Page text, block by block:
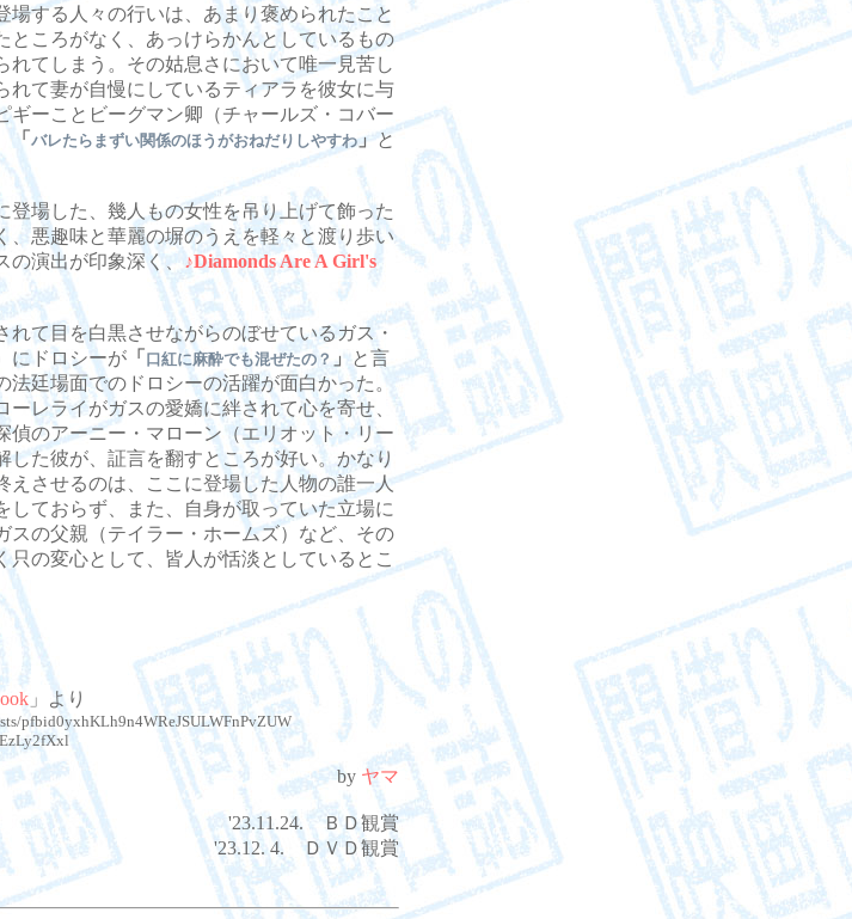
場する人々の行いは、あまり褒められたこと
ところがなく、あっけらかんとしているもの
れてしまう。その姑息さにおいて唯一見苦し
れて妻が自慢にしているティアラを彼女に与
ギーことビーグマン卿（チャールズ・コバー
「 バレたらまずい関係のほうがおねだりしやすわ」と
場した、幾人もの女性を吊り上げて飾った
、悪趣味と華麗の塀のうえを軽々と渡り歩い
の演出が印象深く、 ♪Diamonds Are A Girl's
て目を白黒させながらのぼせているガス・
にドロシーが 「 口紅に麻酔でも混ぜたの？ 」 と言
法廷場面でのドロシーの活躍が面白かった。
レライがガスの愛嬌に絆されて心を寄せ、
偵のアーニー・マローン（エリオット・リー
した彼が、証言を翻すところが好い。かなり
えさせるのは、ここに登場した人物の誰一人
しておらず、また、自身が取っていた立場に
スの父親（テイラー・ホームズ）など、その
の変心として、皆人が恬淡としているとこ
」より
pfbid0yxhKLh9n4WReJSULWFnPvZUW
by ヤマ
'23.11.24. ＢＤ観賞
'23.12. 4. ＤＶＤ観賞